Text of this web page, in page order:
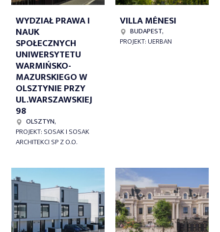
WYDZIAŁ PRAWA I
NAUK
SPOŁECZNYCH
UNIWERSYTETU
WARMIŃSKO-
MAZURSKIEGO W
OLSZTYNIE PRZY
UL.WARSZAWSKIEJ
98
OLSZTYN,
PROJEKT: SOSAK I SOSAK
ARCHITEKCI SP Z O.O.
VILLA MÉNESI
BUDAPEST,
PROJEKT: UERBAN